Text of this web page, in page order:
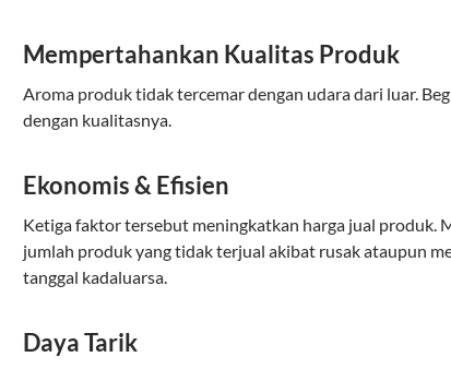
Mempertahankan Kualitas Produk
Aroma produk tidak tercemar dengan udara dari luar.
dengan kualitasnya.
Ekonomis & Efisien
Ketiga faktor tersebut meningkatkan harga jual produk.
jumlah produk yang tidak terjual akibat rusak ataupun
tanggal kadaluarsa.
Daya Tarik